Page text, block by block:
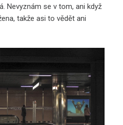
Nevyznám se v tom, ani když
takže asi to vědět ani